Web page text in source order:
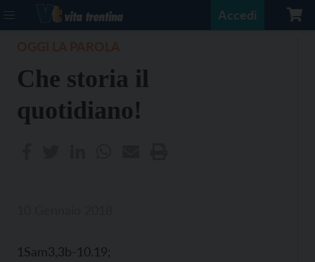
Accedi
Che storia il
quotidiano!
1Sam3,3b-10.19;